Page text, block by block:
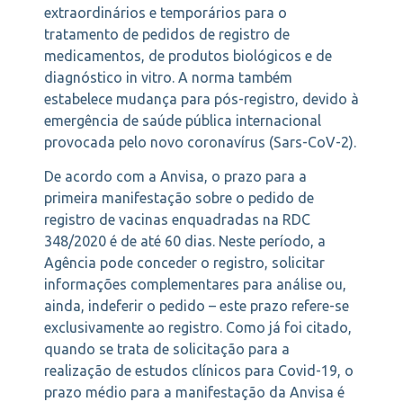
extraordinários e temporários para o
tratamento de pedidos de registro de
medicamentos, de produtos biológicos e de
diagnóstico in vitro. A norma também
estabelece mudança para pós-registro, devido à
emergência de saúde pública internacional
provocada pelo novo coronavírus (Sars-CoV-2).
De acordo com a Anvisa, o prazo para a
primeira manifestação sobre o pedido de
registro de vacinas enquadradas na RDC
348/2020 é de até 60 dias. Neste período, a
Agência pode conceder o registro, solicitar
informações complementares para análise ou,
ainda, indeferir o pedido – este prazo refere-se
exclusivamente ao registro. Como já foi citado,
quando se trata de solicitação para a
realização de estudos clínicos para Covid-19, o
prazo médio para a manifestação da Anvisa é